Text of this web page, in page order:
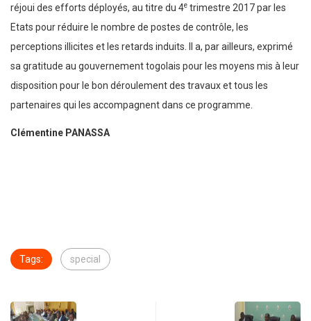
réjoui des efforts déployés, au titre du 4e trimestre 2017 par les
Etats pour réduire le nombre de postes de contrôle, les
perceptions illicites et les retards induits. Il a, par ailleurs, exprimé
sa gratitude au gouvernement togolais pour les moyens mis à leur
disposition pour le bon déroulement des travaux et tous les
partenaires qui les accompagnent dans ce programme.
Clémentine PANASSA
Tags: special